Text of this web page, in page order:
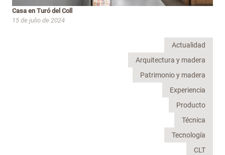
Casa en Turó del Coll
15 de julio de 2024
Actualidad
Arquitectura y madera
Patrimonio y madera
Experiencia
Producto
Técnica
Tecnología
CLT